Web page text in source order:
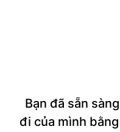
Bạn đã sẵn
đi của mình